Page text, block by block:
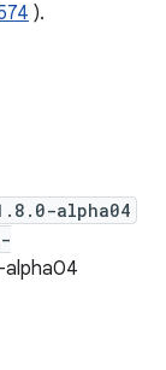
).
alpha04
alpha04